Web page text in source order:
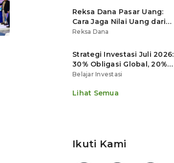
Reksa Dana Pasar Uang:
Cara Jaga Nilai Uang dari
Gerusan Inflasi
Reksa Dana
Strategi Investasi Juli 2026:
30% Obligasi Global, 20%
Emas, Saham Ekspor Jadi
Belajar Investasi
Lihat Semua
Ikuti Kami